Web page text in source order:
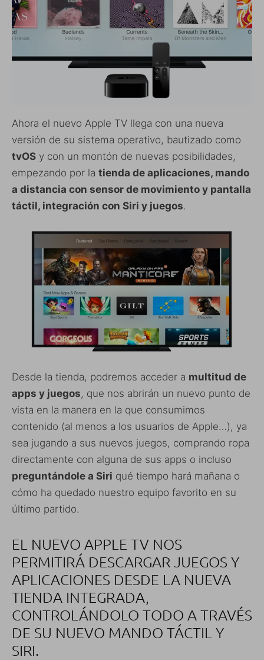
Ahora el nuevo Apple TV llega con una nueva
versión de su sistema operativo, bautizado como
tvOS y con un montón de nuevas posibilidades,
empezando por la tienda de aplicaciones, mando
a distancia con sensor de movimiento y pantalla
táctil, integración con Siri y juegos.
Desde la tienda, podremos acceder a multitud de
apps y juegos, que nos abrirán un nuevo punto de
vista en la manera en la que consumimos
contenido (al menos a los usuarios de Apple…), ya
sea jugando a sus nuevos juegos, comprando ropa
directamente con alguna de sus apps o incluso
preguntándole a Siri qué tiempo hará mañana o
cómo ha quedado nuestro equipo favorito en su
último partido.
EL NUEVO APPLE TV NOS
PERMITIRÁ DESCARGAR JUEGOS Y
APLICACIONES DESDE LA NUEVA
TIENDA INTEGRADA,
CONTROLÁNDOLO TODO A TRAVÉS
DE SU NUEVO MANDO TÁCTIL Y
SIRI.